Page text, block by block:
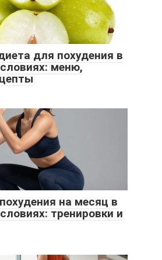
для похудения в
меню,
на месяц в
тренировки и